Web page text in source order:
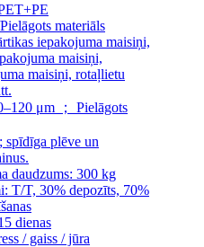
materiāls
iepakojuma maisiņi,
maisiņi,
maisiņi, rotaļlietu
μm ； Pielāgots
spīdīga plēve un
daudzums: 300 kg
T/T, 30% depozīts, 70%
dienas
/ gaiss / jūra